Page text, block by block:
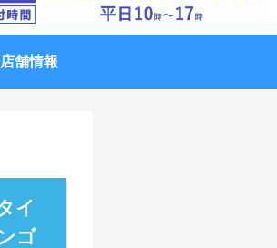
店舗情報
イ
ゴ